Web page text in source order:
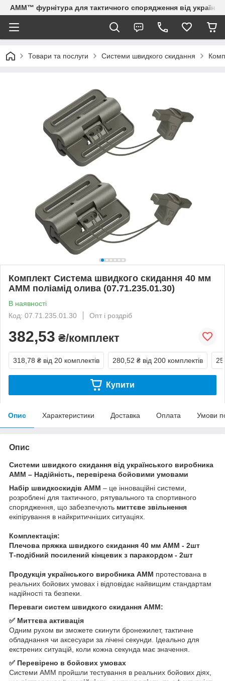
AMM™ фурнітура для тактичного спорядження від
Товари та послуги Системи швидкого скидання
Комплект Система швидкого скидання 40 мм
АММ поліамід олива (07.71.235.01.30)
В наявності
Код: 07.71.235.01.30
Опт і роздріб
382,53 ₴/комплект
318,78 ₴ від 20 комплектів 280,52 ₴ від 200 комплектів
Купити
Опис Характеристики Доставка Оплата Умови
Опис
Системи швидкого скидання від українського виробника
AMM – Надійність, перевірена бойовими умовами
Набір швидкоскидів AMM – це інноваційні системи,
розроблені для тактичного, рятувального та спортивного
спорядження, що забезпечують миттєве звільнення
екіпірування в найкритичніших ситуаціях.
Комплектація:
Плечова пряжка швидкого скидання 40 мм АММ - 2шт
Т-подібний посилений кінцевик з паракордом - 2шт
Продукція українського виробника AMM протестована в
реальних бойових умовах і відповідає найвищим стандартам
надійності та безпеки.
Переваги систем швидкого скидання AMM:
✅ Миттєва активація
Одним рухом ви зможете скинути бронежилет, тактичне
обладнання чи аксесуари за лічені секунди. Ідеально для
екстрених ситуацій, коли кожна секунда має значення.
✅ Перевірено в бойових умовах
Системи AMM пройшли тестування в реальних бойових діях,